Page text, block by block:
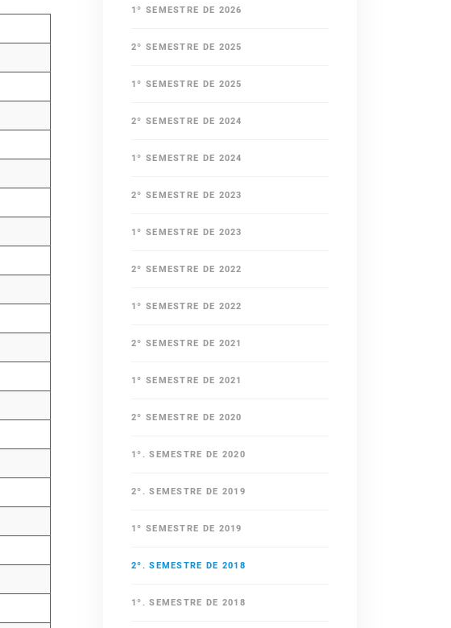
1º SEMESTRE DE 2026
2º SEMESTRE DE 2025
1º SEMESTRE DE 2025
2º SEMESTRE DE 2024
1º SEMESTRE DE 2024
2º SEMESTRE DE 2023
1º SEMESTRE DE 2023
2º SEMESTRE DE 2022
1º SEMESTRE DE 2022
2º SEMESTRE DE 2021
1º SEMESTRE DE 2021
2º SEMESTRE DE 2020
1º. SEMESTRE DE 2020
2º. SEMESTRE DE 2019
1º SEMESTRE DE 2019
2º. SEMESTRE DE 2018
1º. SEMESTRE DE 2018